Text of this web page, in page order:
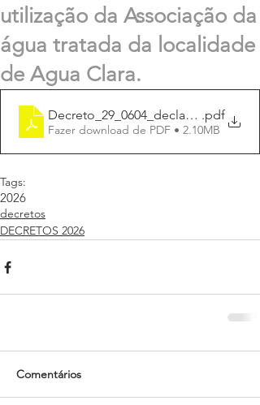
utilização da Associação da
água tratada da localidade
de Agua Clara.
.pdf
Fazer download de PDF • 2.10MB
Tags:
2026
decretos
DECRETOS 2026
Comentários